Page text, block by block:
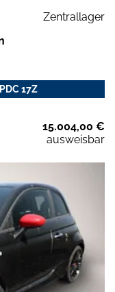
Zentrallager
17Z
15.004,00 €
ausweisbar